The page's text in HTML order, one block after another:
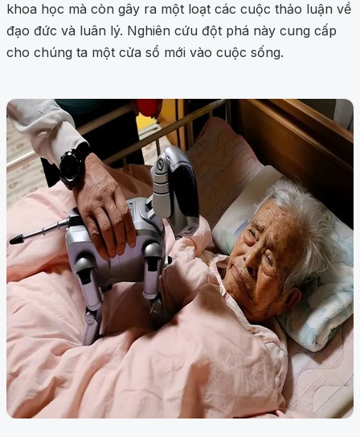
khoa học mà còn gây ra một loạt các cuộc thảo luận về
đạo đức và luân lý. Nghiên cứu đột phá này cung cấp
cho chúng ta một cửa sổ mới vào cuộc sống.